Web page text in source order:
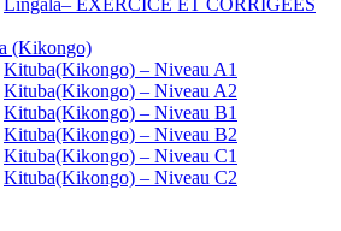
Lingala– EXERCICE ET CORRIGEES
(Kikongo)
Kituba(Kikongo) – Niveau A1
Kituba(Kikongo) – Niveau A2
Kituba(Kikongo) – Niveau B1
Kituba(Kikongo) – Niveau B2
Kituba(Kikongo) – Niveau C1
Kituba(Kikongo) – Niveau C2